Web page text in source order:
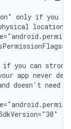
only if you
location
if you can
app never
doesn't need